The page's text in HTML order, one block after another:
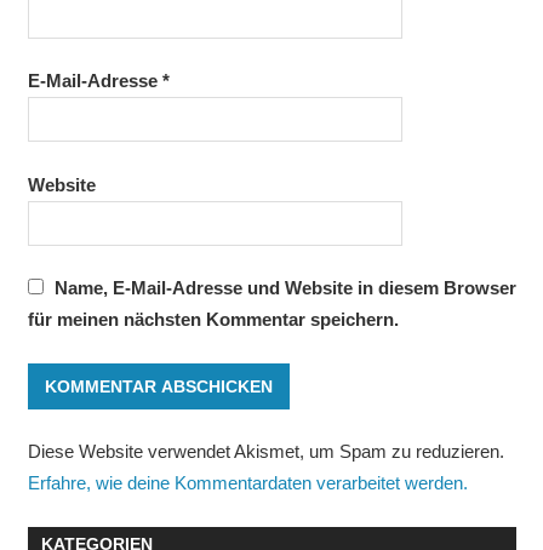
E-Mail-Adresse *
Website
Name, E-Mail-Adresse und Website in diesem Browser
für meinen nächsten Kommentar speichern.
Diese Website verwendet Akismet, um Spam zu reduzieren.
Erfahre, wie deine Kommentardaten verarbeitet werden.
KATEGORIEN